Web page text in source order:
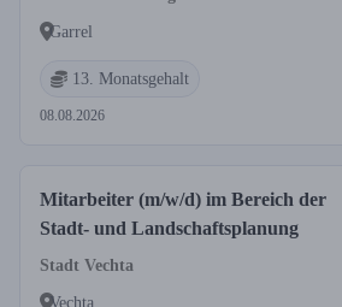
Garrel
13. Monatsgehalt
08.08.2026
Mitarbeiter (m/w/d) im Bereich der
Stadt- und Landschaftsplanung
Stadt Vechta
Vechta